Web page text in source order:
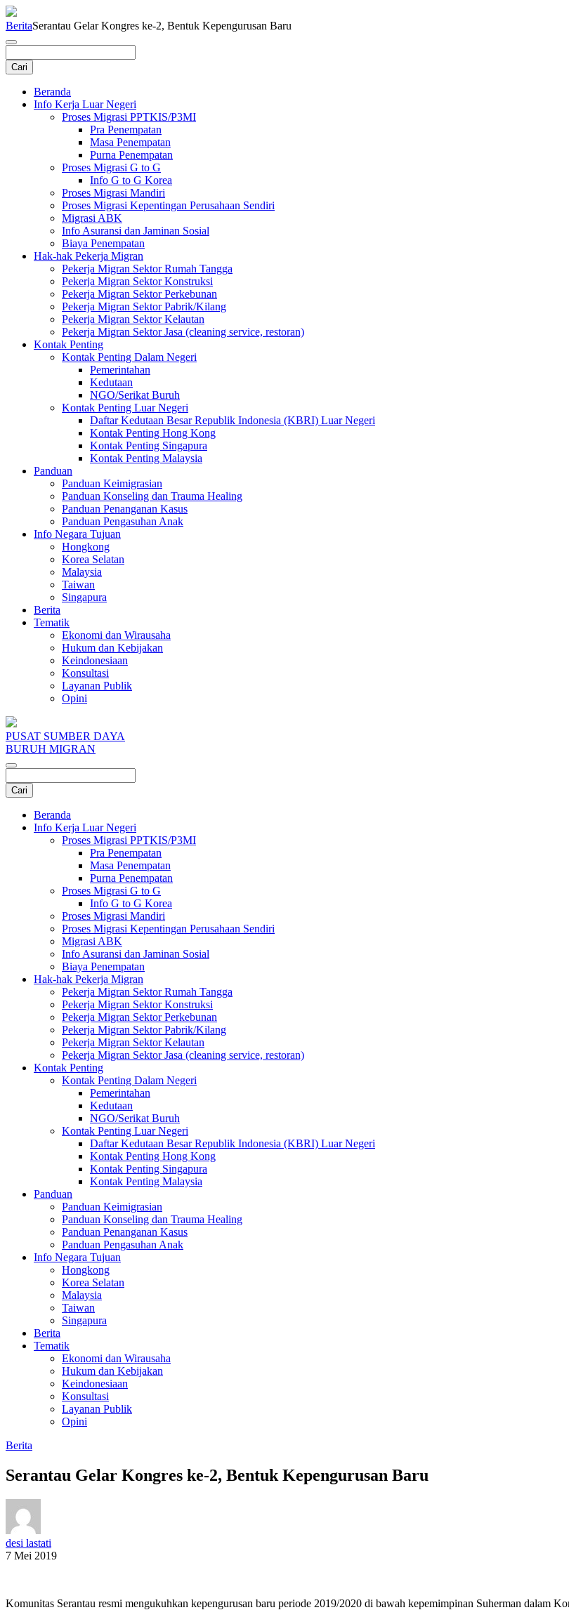
BeritaSerantau Gelar Kongres ke-2, Bentuk Kepengurusan Baru
Beranda
Info Kerja Luar Negeri
Proses Migrasi PPTKIS/P3MI
Pra Penempatan
Masa Penempatan
Purna Penempatan
Proses Migrasi G to G
Info G to G Korea
Proses Migrasi Mandiri
Proses Migrasi Kepentingan Perusahaan Sendiri
Migrasi ABK
Info Asuransi dan Jaminan Sosial
Biaya Penempatan
Hak-hak Pekerja Migran
Pekerja Migran Sektor Rumah Tangga
Pekerja Migran Sektor Konstruksi
Pekerja Migran Sektor Perkebunan
Pekerja Migran Sektor Pabrik/Kilang
Pekerja Migran Sektor Kelautan
Pekerja Migran Sektor Jasa (cleaning service, restoran)
Kontak Penting
Kontak Penting Dalam Negeri
Pemerintahan
Kedutaan
NGO/Serikat Buruh
Kontak Penting Luar Negeri
Daftar Kedutaan Besar Republik Indonesia (KBRI) Luar Negeri
Kontak Penting Hong Kong
Kontak Penting Singapura
Kontak Penting Malaysia
Panduan
Panduan Keimigrasian
Panduan Konseling dan Trauma Healing
Panduan Penanganan Kasus
Panduan Pengasuhan Anak
Info Negara Tujuan
Hongkong
Korea Selatan
Malaysia
Taiwan
Singapura
Berita
Tematik
Ekonomi dan Wirausaha
Hukum dan Kebijakan
Keindonesiaan
Konsultasi
Layanan Publik
Opini
PUSAT SUMBER DAYA
BURUH MIGRAN
Beranda
Info Kerja Luar Negeri
Proses Migrasi PPTKIS/P3MI
Pra Penempatan
Masa Penempatan
Purna Penempatan
Proses Migrasi G to G
Info G to G Korea
Proses Migrasi Mandiri
Proses Migrasi Kepentingan Perusahaan Sendiri
Migrasi ABK
Info Asuransi dan Jaminan Sosial
Biaya Penempatan
Hak-hak Pekerja Migran
Pekerja Migran Sektor Rumah Tangga
Pekerja Migran Sektor Konstruksi
Pekerja Migran Sektor Perkebunan
Pekerja Migran Sektor Pabrik/Kilang
Pekerja Migran Sektor Kelautan
Pekerja Migran Sektor Jasa (cleaning service, restoran)
Kontak Penting
Kontak Penting Dalam Negeri
Pemerintahan
Kedutaan
NGO/Serikat Buruh
Kontak Penting Luar Negeri
Daftar Kedutaan Besar Republik Indonesia (KBRI) Luar Negeri
Kontak Penting Hong Kong
Kontak Penting Singapura
Kontak Penting Malaysia
Panduan
Panduan Keimigrasian
Panduan Konseling dan Trauma Healing
Panduan Penanganan Kasus
Panduan Pengasuhan Anak
Info Negara Tujuan
Hongkong
Korea Selatan
Malaysia
Taiwan
Singapura
Berita
Tematik
Ekonomi dan Wirausaha
Hukum dan Kebijakan
Keindonesiaan
Konsultasi
Layanan Publik
Opini
Berita
Serantau Gelar Kongres ke-2, Bentuk Kepengurusan Baru
desi lastati
7 Mei 2019
Komunitas Serantau resmi mengukuhkan kepengurusan baru periode 2019/2020 di bawah kepemimpinan Suherman dalam